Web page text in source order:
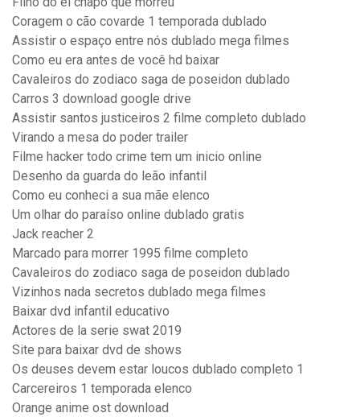
Coragem o cão covarde 1 temporada dublado
Assistir o espaço entre nós dublado mega filmes
Como eu era antes de você hd baixar
Cavaleiros do zodiaco saga de poseidon dublado
Carros 3 download google drive
Assistir santos justiceiros 2 filme completo dublado
Virando a mesa do poder trailer
Filme hacker todo crime tem um inicio online
Desenho da guarda do leão infantil
Como eu conheci a sua mãe elenco
Um olhar do paraíso online dublado gratis
Jack reacher 2
Marcado para morrer 1995 filme completo
Cavaleiros do zodiaco saga de poseidon dublado
Vizinhos nada secretos dublado mega filmes
Baixar dvd infantil educativo
Actores de la serie swat 2019
Site para baixar dvd de shows
Os deuses devem estar loucos dublado completo 1
Carcereiros 1 temporada elenco
Orange anime ost download